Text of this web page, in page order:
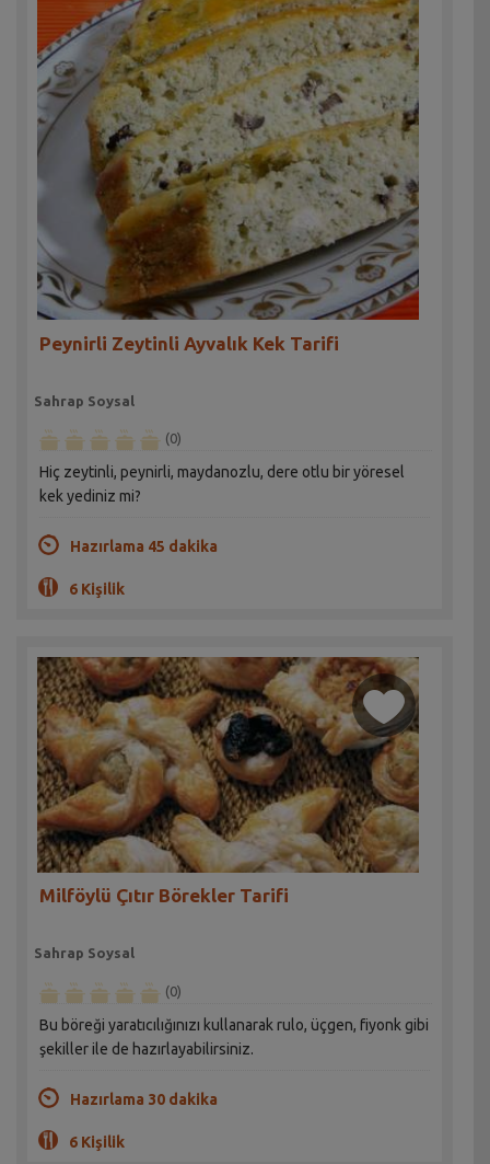
Peynirli Zeytinli Ayvalık Kek Tarifi
Sahrap Soysal
(0)
Hiç zeytinli, peynirli, maydanozlu, dere otlu bir yöresel
kek yediniz mi?
Hazırlama 45 dakika
6 Kişilik
Milföylü Çıtır Börekler Tarifi
Sahrap Soysal
(0)
Bu böreği yaratıcılığınızı kullanarak rulo, üçgen, fiyonk gibi
şekiller ile de hazırlayabilirsiniz.
Hazırlama 30 dakika
6 Kişilik